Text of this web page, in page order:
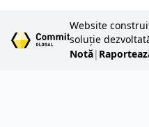
Website
soluție
Notă|